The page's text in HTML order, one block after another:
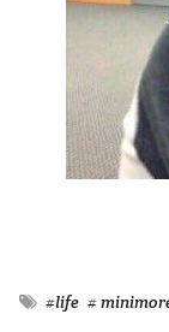
#life #